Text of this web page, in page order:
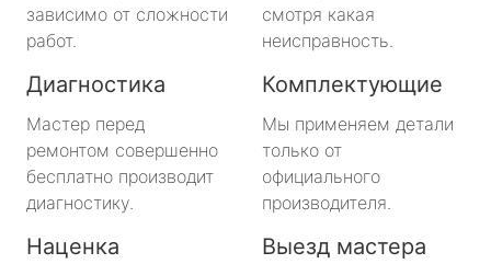
зависимо от сложности
работ.
смотря какая
неисправность.
Диагностика
Мастер перед
ремонтом совершенно
бесплатно производит
диагностику.
Комплектующие
Мы применяем детали
только от
официального
производителя.
Наценка Выезд мастера